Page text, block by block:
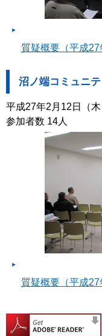
質疑概要（平成27
沼ノ端コミュニ
平成27年2月12日（
参加者数 14人
質疑概要（平成27